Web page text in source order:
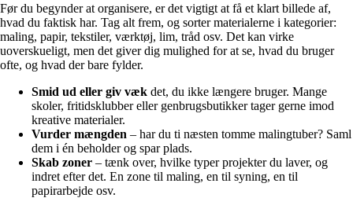
Før du begynder at organisere, er det vigtigt at få et klart billede af,
hvad du faktisk har. Tag alt frem, og sorter materialerne i kategorier:
maling, papir, tekstiler, værktøj, lim, tråd osv. Det kan virke
uoverskueligt, men det giver dig mulighed for at se, hvad du bruger
ofte, og hvad der bare fylder.
Smid ud eller giv væk det, du ikke længere bruger. Mange
skoler, fritidsklubber eller genbrugsbutikker tager gerne imod
kreative materialer.
Vurder mængden – har du ti næsten tomme malingtuber? Saml
dem i én beholder og spar plads.
Skab zoner – tænk over, hvilke typer projekter du laver, og
indret efter det. En zone til maling, en til syning, en til
papirarbejde osv.